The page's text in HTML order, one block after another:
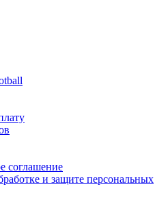
соглашение
и защите персональных